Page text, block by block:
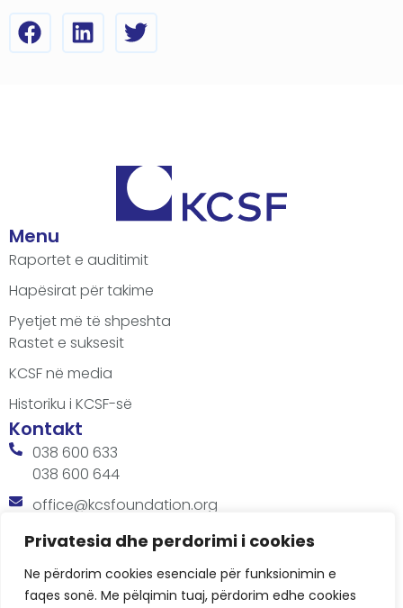
Privatesia dhe perdorimi i cookies
Ne përdorim cookies esenciale për funksionimin e
faqes sonë. Me pëlqimin tuaj, përdorim edhe cookies
Menu
Raportet e auditimit
Hapësirat për takime
Pyetjet më të shpeshta
Rastet e suksesit
KCSF në media
Historiku i KCSF-së
Kontakt
038 600 633
038 600 644
office@kcsfoundation.org
Besa Imami, Lam A, H1, Kat.12, nr. 65-1, Lakrishtë,
Orari